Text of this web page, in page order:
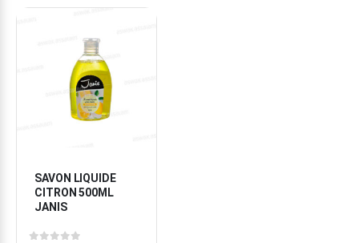
SAVON LIQUIDE
CITRON 500ML
JANIS